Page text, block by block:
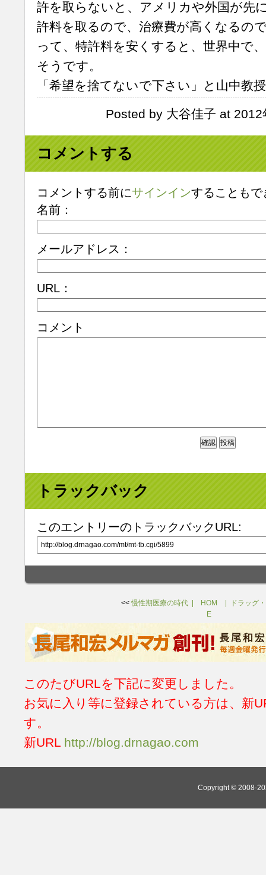
許を取らないと、アメリカや外国が先
許料を取るので、治療費が高くなるの
って、特許料を安くすると、世界中で
そうです。
「希望を捨てないで下さい」と山中教
Posted by 大谷佳子 at
コメントする
コメントする前にサインインすることもで
名前：
メールアドレス：
URL：
コメント
トラックバック
このエントリーのトラックバックURL:
<<慢性期医療の時代
HOM
E
ドラッグ
このたびURLを下記に変更しました。
お気に入り等に登録されている方は、新
す。
新URL http://blog.drnagao.com
Copyright © 2008-